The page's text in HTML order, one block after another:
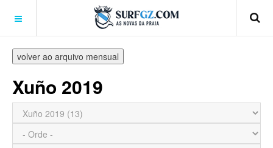
volver ao arquivo mensual
Xuño 2019